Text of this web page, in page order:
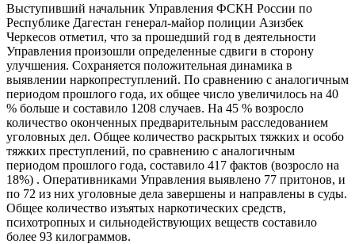
Выступивший начальник Управления ФСКН России по
Республике Дагестан генерал-майор полиции Азизбек
Черкесов отметил, что за прошедший год в деятельности
Управления произошли определенные сдвиги в сторону
улучшения. Сохраняется положительная динамика в
выявлении наркопреступлений. По сравнению с аналогичным
периодом прошлого года, их общее число увеличилось на 40
% больше и составило 1208 случаев. На 45 % возросло
количество оконченных предварительным расследованием
уголовных дел. Общее количество раскрытых тяжких и особо
тяжких преступлений, по сравнению с аналогичным
периодом прошлого года, составило 417 фактов (возросло на
18%) . Оперативниками Управления выявлено 77 притонов, и
по 72 из них уголовные дела завершены и направлены в суды.
Общее количество изъятых наркотических средств,
психотропных и сильнодействующих веществ составило
более 93 килограммов.